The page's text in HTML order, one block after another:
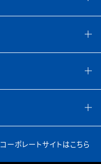
コーポレートサイトはこちら